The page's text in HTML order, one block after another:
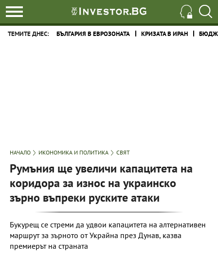
ТЕМИТЕ ДНЕС: БЪЛГАРИЯ В ЕВРОЗОНАТА КРИЗАТА В ИРАН
НАЧАЛО ИКОНОМИКА И ПОЛИТИКА СВЯТ
Румъния ще увеличи капацитета на
коридора за износ на украинско
зърно въпреки руските атаки
Букурещ се стреми да удвои капацитета на алтернативен
маршрут за зърното от Украйна през Дунав, казва
премиерът на страната